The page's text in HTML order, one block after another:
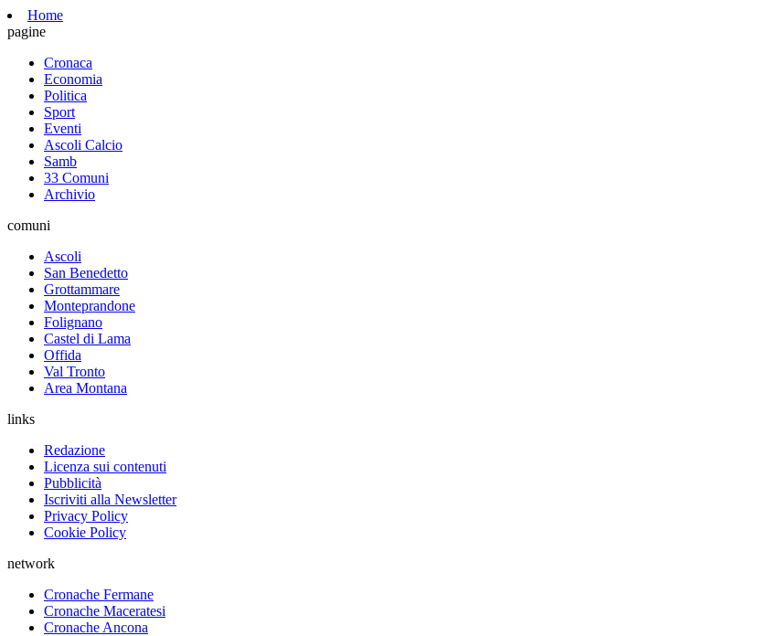
Home
pagine
Cronaca
Economia
Politica
Sport
Eventi
Ascoli Calcio
Samb
33 Comuni
Archivio
comuni
Ascoli
San Benedetto
Grottammare
Monteprandone
Folignano
Castel di Lama
Offida
Val Tronto
Area Montana
links
Redazione
Licenza sui contenuti
Pubblicità
Iscriviti alla Newsletter
Privacy Policy
Cookie Policy
network
Cronache Fermane
Cronache Maceratesi
Cronache Ancona